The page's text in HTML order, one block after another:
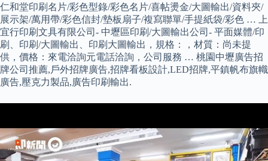
仁和堂印刷名片/彩色型錄/彩色名片/喜帖燙金/大圖輸出/資料夾/
展示架/萬用帶/彩色信封/墊板扇子/複寫聯單/手提紙袋/彩色 … 上
宜行印刷文具有限公司- 中壢區印刷/大圖輸出公司- 平面媒體/印
刷、印刷/大圖輸出、印刷大圖輸出，規格：，材質：尚未提
供，價格：來電洽詢元電話洽詢，公司服務 … 桃園中壢廣告招
牌公司推薦,戶外招牌廣告,招牌看板設計,LED招牌,平鎮帆布旗幟
廣告,壓克力製品,廣告印刷輸出.